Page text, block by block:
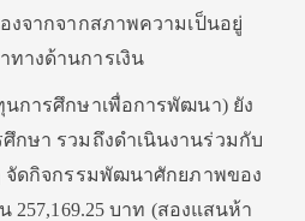
งจากจากสภาพความเป็นอยู่
างด้านการเงิน
การศึกษาเพื่อการพัฒนา) ยัง
กษา รวมถึงดำเนินงานร่วมกับ
จัดกิจกรรมพัฒนาศักยภาพของ
257,169.25 บาท (สองแสนห้า